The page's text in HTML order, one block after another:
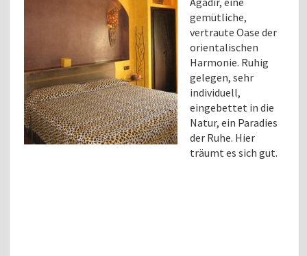
gemütliche,
vertraute Oase der
orientalischen
Harmonie. Ruhig
gelegen, sehr
individuell,
eingebettet in die
Natur, ein Paradies
der Ruhe. Hier
träumt es sich gut.